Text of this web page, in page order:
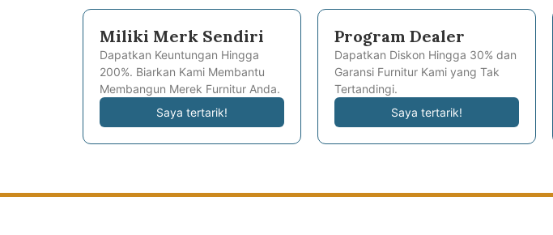
Miliki Merk Sendiri
Dapatkan Keuntungan Hingga
200%. Biarkan Kami Membantu
Membangun Merek Furnitur Anda.
Saya tertarik!
Program Dealer
Dapatkan Diskon Hingga 30% dan
Garansi Furnitur Kami yang Tak
Tertandingi.
Saya tertarik!